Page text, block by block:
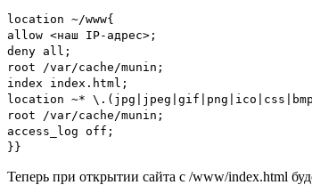
location ~/www{
allow <наш IP-адрес>;
deny all;
root /var/cache/munin;
index index.html;
location ~*
root /var/cache/munin;
access_log off;
}}
Теперь при открытии сайта с /www/index.html